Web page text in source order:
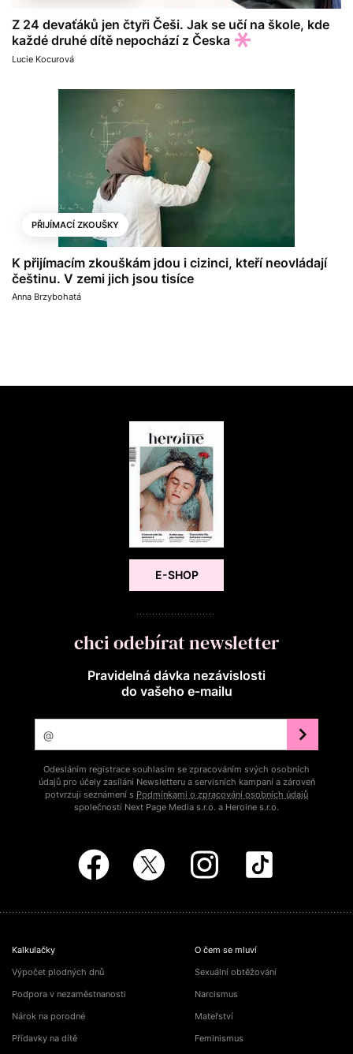
Z 24 devaťáků jen čtyři Češi. Jak se učí na škole, kde
každé druhé dítě nepochází z Česka
Lucie Kocurová
PŘIJÍMACÍ ZKOUŠKY
K přijímacím zkouškám jdou i cizinci, kteří neovládají
češtinu. V zemi jich jsou tisíce
Anna Brzybohatá
E-SHOP
chci odebírat newsletter
Pravidelná dávka nezávislosti
do vašeho e‑mailu
Odesláním registrace souhlasím se zpracováním svých osobních
údajů pro účely zasílání Newsletteru a servisních kampaní a zároveň
potvrzuji seznámení s Podmínkami o zpracování osobních údajů
společností Next Page Media s.r.o. a Heroine s.r.o.
Kalkulačky
Výpočet plodných dnů
Podpora v nezaměstnanosti
Nárok na porodné
Přídavky na dítě
O čem se mluví
Sexuální obtěžování
Narcismus
Mateřství
Feminismus